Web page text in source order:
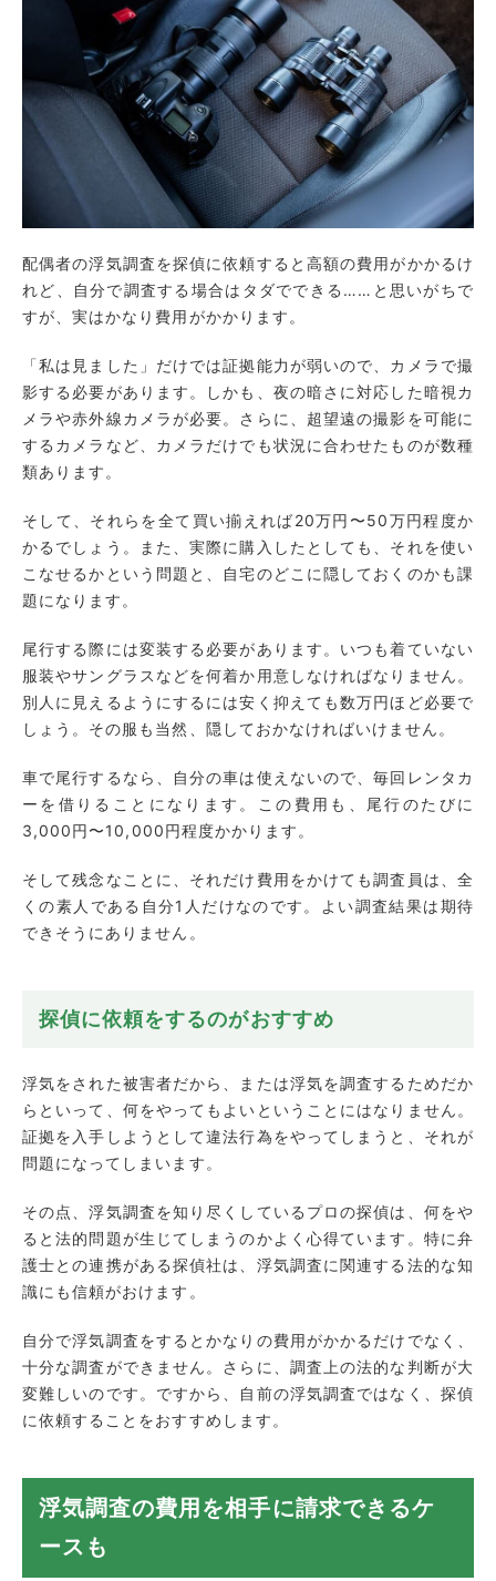
配偶者の浮気調査を探偵に依頼すると高額の費用がかかるけ
れど、自分で調査する場合はタダでできる……と思いがちで
すが、実はかなり費用がかかります。
「私は見ました」だけでは証拠能力が弱いので、カメラで撮
影する必要があります。しかも、夜の暗さに対応した暗視カ
メラや赤外線カメラが必要。さらに、超望遠の撮影を可能に
するカメラなど、カメラだけでも状況に合わせたものが数種
類あります。
そして、それらを全て買い揃えれば20万円〜50万円程度か
かるでしょう。また、実際に購入したとしても、それを使い
こなせるかという問題と、自宅のどこに隠しておくのかも課
題になります。
尾行する際には変装する必要があります。いつも着ていない
服装やサングラスなどを何着か用意しなければなりません。
別人に見えるようにするには安く抑えても数万円ほど必要で
しょう。その服も当然、隠しておかなければいけません。
車で尾行するなら、自分の車は使えないので、毎回レンタカ
ーを借りることになります。この費用も、尾行のたびに
3,000円〜10,000円程度かかります。
そして残念なことに、それだけ費用をかけても調査員は、全
くの素人である自分1人だけなのです。よい調査結果は期待
できそうにありません。
探偵に依頼をするのがおすすめ
浮気をされた被害者だから、または浮気を調査するためだか
らといって、何をやってもよいということにはなりません。
証拠を入手しようとして違法行為をやってしまうと、それが
問題になってしまいます。
その点、浮気調査を知り尽くしているプロの探偵は、何をや
ると法的問題が生じてしまうのかよく心得ています。特に弁
護士との連携がある探偵社は、浮気調査に関連する法的な知
識にも信頼がおけます。
自分で浮気調査をするとかなりの費用がかかるだけでなく、
十分な調査ができません。さらに、調査上の法的な判断が大
変難しいのです。ですから、自前の浮気調査ではなく、探偵
に依頼することをおすすめします。
浮気調査の費用を相手に請求できるケ
ースも